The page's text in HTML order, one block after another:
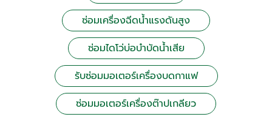
ซ่อมเครื่องฉีดน้ำแรงดันสูง
ซ่อมไดโว่บ่อบำบัดน้ำเสีย
รับซ่อมมอเตอร์เครื่องบดกาแฟ
ซ่อมมอเตอร์เครื่องต๊าปเกลียว